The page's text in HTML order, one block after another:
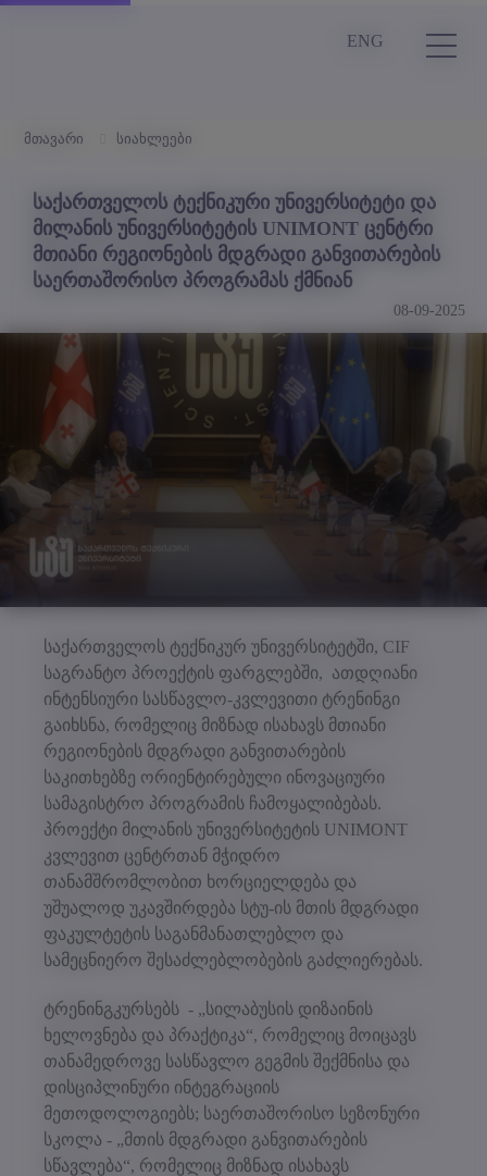
ENG
მთავარი სიახლეები
საქართველოს ტექნიკური უნივერსიტეტი და
მილანის უნივერსიტეტის UNIMONT ცენტრი
მთიანი რეგიონების მდგრადი განვითარების
საერთაშორისო პროგრამას ქმნიან
08-09-2025
საქართველოს ტექნიკურ უნივერსიტეტში, CIF
საგრანტო პროექტის ფარგლებში, ათდღიანი
ინტენსიური სასწავლო-კვლევითი ტრენინგი
გაიხსნა, რომელიც მიზნად ისახავს მთიანი
რეგიონების მდგრადი განვითარების
საკითხებზე ორიენტირებული ინოვაციური
სამაგისტრო პროგრამის ჩამოყალიბებას.
პროექტი მილანის უნივერსიტეტის UNIMONT
კვლევით ცენტრთან მჭიდრო
თანამშრომლობით ხორციელდება და
უშუალოდ უკავშირდება სტუ-ის მთის მდგრადი
ფაკულტეტის საგანმანათლებლო და
სამეცნიერო შესაძლებლობების გაძლიერებას.
ტრენინგკურსებს - „სილაბუსის დიზაინის
ხელოვნება და პრაქტიკა“, რომელიც მოიცავს
თანამედროვე სასწავლო გეგმის შექმნისა და
დისციპლინური ინტეგრაციის
მეთოდოლოგიებს; საერთაშორისო სეზონური
სკოლა - „მთის მდგრადი განვითარების
სწავლება“, რომელიც მიზნად ისახავს